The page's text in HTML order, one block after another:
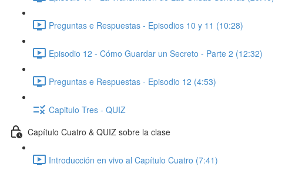
Preguntas e Respuestas - Episodios 10 y 11 (10:28)
Episodio 12 - Cómo Guardar un Secreto - Parte 2 (12:32)
Preguntas e Respuestas - Episodio 12 (4:53)
Capitulo Tres - QUIZ
Capítulo Cuatro & QUIZ sobre la clase
Introducción en vivo al Capítulo Cuatro (7:41)